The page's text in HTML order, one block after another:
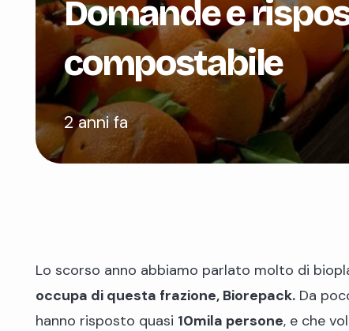
Domande e
compostabile
2 anni fa
Lo scorso anno abbiamo parlato molto di
occupa di questa frazione, Biorepack. Da
hanno risposto quasi 10mila persone, e che